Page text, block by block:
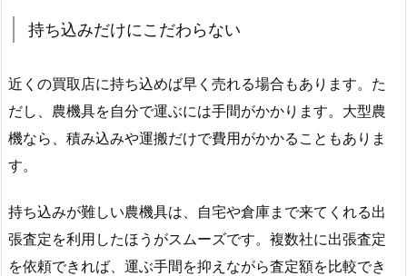
持ち込みだけにこだわらない
近くの買取店に持ち込めば早く売れる場合もあります。た
だし、農機具を自分で運ぶには手間がかかります。大型農
機なら、積み込みや運搬だけで費用がかかることもありま
す。
持ち込みが難しい農機具は、自宅や倉庫まで来てくれる出
張査定を利用したほうがスムーズです。複数社に出張査定
を依頼できれば、運ぶ手間を抑えながら査定額を比較でき